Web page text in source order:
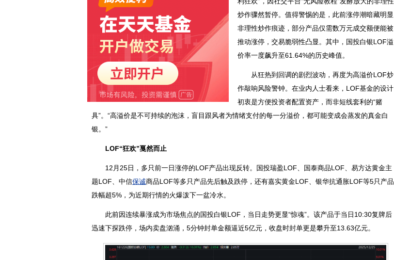
炒作骤然暂停。值得警惕的是，此前涨停潮暗藏明显
非理性炒作痕迹，部分产品仅需数万元成交额便能被
推动涨停，交易脆弱性凸显。其中，国投白银LOF溢
价率一度飙升至61.64%的历史峰值。
从狂热到回调的剧烈波动，再度为高溢价LOF炒
作敲响风险警钟。在业内人士看来，LOF基金的设计
初衷是方便投资者配置资产，而非短线套利的“赌
具”。“高溢价是不可持续的泡沫，盲目跟风者为情绪支付的每一分溢价，都可能变成会蒸发的真金白
银。”
LOF“狂欢”戛然而止
12月25日，多只前一日涨停的LOF产品出现反转。国投瑞盈LOF、国泰商品LOF、易方达黄金主
题LOF、中信保诚商品LOF等多只产品先后触及跌停，还有嘉实黄金LOF、银华抗通胀LOF等5只产品
跌幅超5%，为近期行情的火爆泼下一盆冷水。
此前因连续暴涨成为市场焦点的国投白银LOF，当日走势更显“惊魂”。该产品于当日10:30复牌后
迅速下探跌停，场内卖盘汹涌，5分钟封单金额逼近5亿元，收盘时封单更是攀升至13.63亿元。